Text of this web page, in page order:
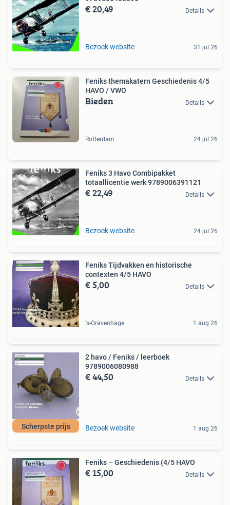
€ 20,49 Details
Bezoek website 31 jul 26
Feniks themakatern Geschiedenis 4/5
HAVO / VWO
Bieden Details
Rotterdam 24 jul 26
Feniks 3 Havo Combipakket
totaallicentie werk 9789006391121
€ 22,49 Details
Bezoek website 24 jul 26
Feniks Tijdvakken en historische
contexten 4/5 HAVO
€ 5,00 Details
's-Gravenhage 1 aug 26
Scherpste prijs
2 havo / Feniks / leerboek
9789006080988
€ 44,50 Details
Bezoek website 1 aug 26
Feniks – Geschiedenis (4/5 HAVO
€ 15,00 Details